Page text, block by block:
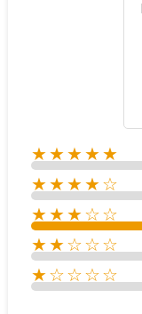
★★★★★
★★★★☆
★★★☆☆
★★☆☆☆
★☆☆☆☆